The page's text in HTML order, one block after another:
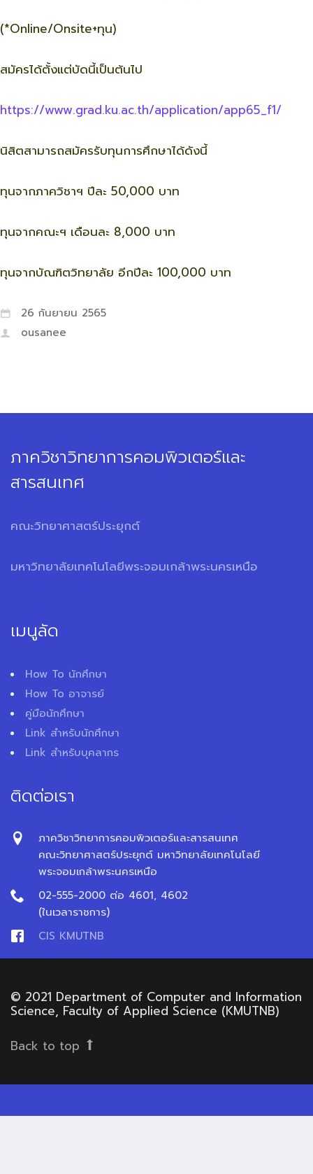
(*Online/Onsite+ทุน)
สมัครได้ตั้งแต่บัดนี้เป็นต้นไป
https://www.grad.ku.ac.th/application/app65_f1/
นิสิตสามารถสมัครรับทุนการศึกษาได้ดังนี้
ทุนจากภาควิชาฯ ปีละ 50,000 บาท
ทุนจากคณะฯ เดือนละ 8,000 บาท
ทุนจากบัณฑิตวิทยาลัย อีกปีละ 100,000 บาท
26 กันยายน 2565
ousanee
ภาควิชาวิทยาการคอมพิวเตอร์และ
สารสนเทศ
คณะวิทยาศาสตร์ประยุกต์
มหาวิทยาลัยเทคโนโลยีพระจอมเกล้าพระนครเหนือ
เมนูลัด
How To นักศึกษา
How To อาจารย์
คู่มือนักศึกษา
Link สำหรับนักศึกษา
Link สำหรับบุคลากร
ติดต่อเรา
ภาควิชาวิทยาการคอมพิวเตอร์และสารสนเทศ
คณะวิทยาศาสตร์ประยุกต์ มหาวิทยาลัยเทคโนโลยี
พระจอมเกล้าพระนครเหนือ
02-555-2000 ต่อ 4601, 4602
(ในเวลาราชการ)
CIS KMUTNB
© 2021 Department of Computer and Information
Science, Faculty of Applied Science (KMUTNB)
Back to top